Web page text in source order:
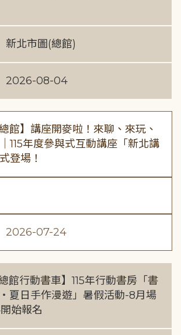
新北市圖(總館)
2026-08-04
館】講座開麥啦！來聊、來玩、
115年度參與式互動講座「新北講
登場！
2026-07-24
館行動書車】115年行動書房「書
夏日手作漫遊」暑假活動-8月場
始報名